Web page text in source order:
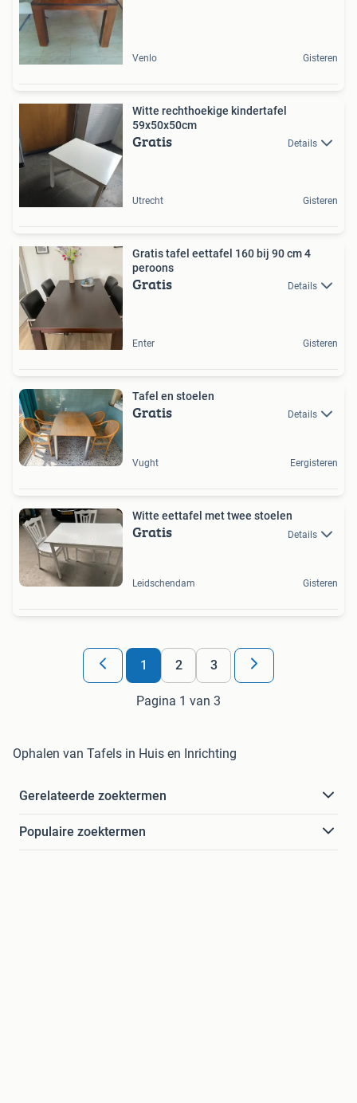
Venlo Gisteren
Witte rechthoekige kindertafel
59x50x50cm
Gratis Details
Utrecht Gisteren
Gratis tafel eettafel 160 bij 90 cm 4
peroons
Gratis Details
Enter Gisteren
Tafel en stoelen
Gratis Details
Vught Eergisteren
Witte eettafel met twee stoelen
Gratis Details
Leidschendam Gisteren
1 2 3
Pagina 1 van 3
Ophalen van Tafels in Huis en Inrichting
Gerelateerde zoektermen
Populaire zoektermen